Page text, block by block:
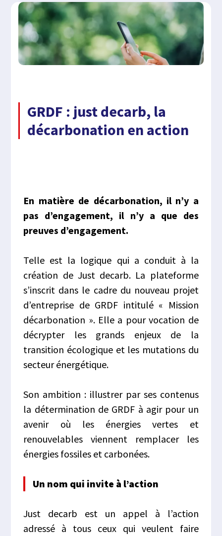
GRDF : just decarb, la
décarbonation en action
En matière de décarbonation, il n’y a
pas d’engagement, il n’y a que des
preuves d’engagement.
Telle est la logique qui a conduit à la
création de Just decarb. La plateforme
s’inscrit dans le cadre du nouveau projet
d’entreprise de GRDF intitulé « Mission
décarbonation ». Elle a pour vocation de
décrypter les grands enjeux de la
transition écologique et les mutations du
secteur énergétique.
Son ambition : illustrer par ses contenus
la détermination de GRDF à agir pour un
avenir où les énergies vertes et
renouvelables viennent remplacer les
énergies fossiles et carbonées.
Un nom qui invite à l’action
Just decarb est un appel à l’action
adressé à tous ceux qui veulent faire